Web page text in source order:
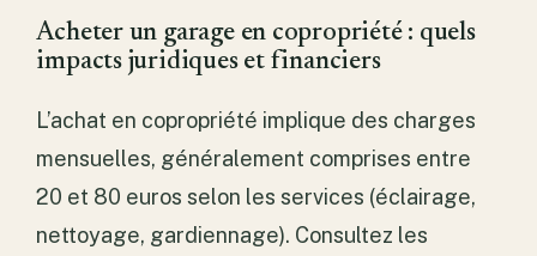
Acheter un garage en copropriété : quels
impacts juridiques et financiers
L’achat en copropriété implique des charges
mensuelles, généralement comprises entre
20 et 80 euros selon les services (éclairage,
nettoyage, gardiennage). Consultez les